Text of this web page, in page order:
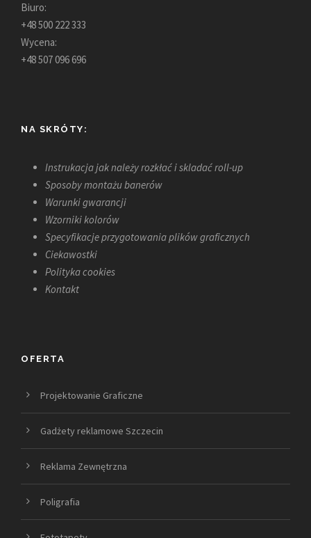
Biuro:
+48 500 222 333
Wycena:
+48 507 096 696
NA SKRÓTY:
Instrukacja jak należy rozkłać i skladać roll-up
Sposoby montażu banerów
Warunki gwarancji
Wzorniki kolorów
Specyfikacje przygotowania plików graficznych
Ciekawostki
Polityka cookies
Kontakt
OFERTA
Projektowanie Graficzne
Gadżety reklamowe Szczecin
Reklama Zewnętrzna
Poligrafia